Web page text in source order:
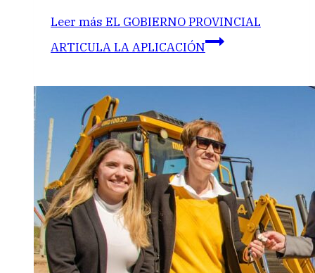
Leer más EL GOBIERNO PROVINCIAL
ARTICULA LA APLICACIÓN